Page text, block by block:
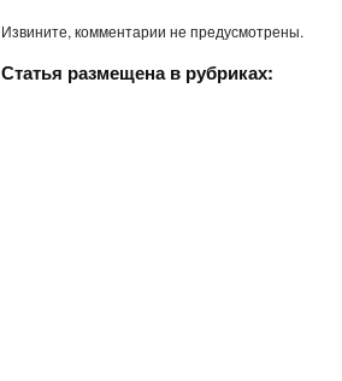
Извините, комментарии не предусмотрены.
Статья размещена в рубриках: